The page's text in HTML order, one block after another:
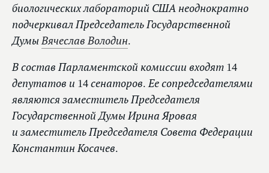
биологических лабораторий США неоднократно
подчеркивал Председатель Государственной
ДумыВячеслав Володин.
В состав Парламентской комиссии входят 14
депутатов и 14 сенаторов. Ее сопредседателями
являются заместитель Председателя
Государственной Думы Ирина Яровая
и заместитель Председателя Совета Федерации
Константин Косачев.